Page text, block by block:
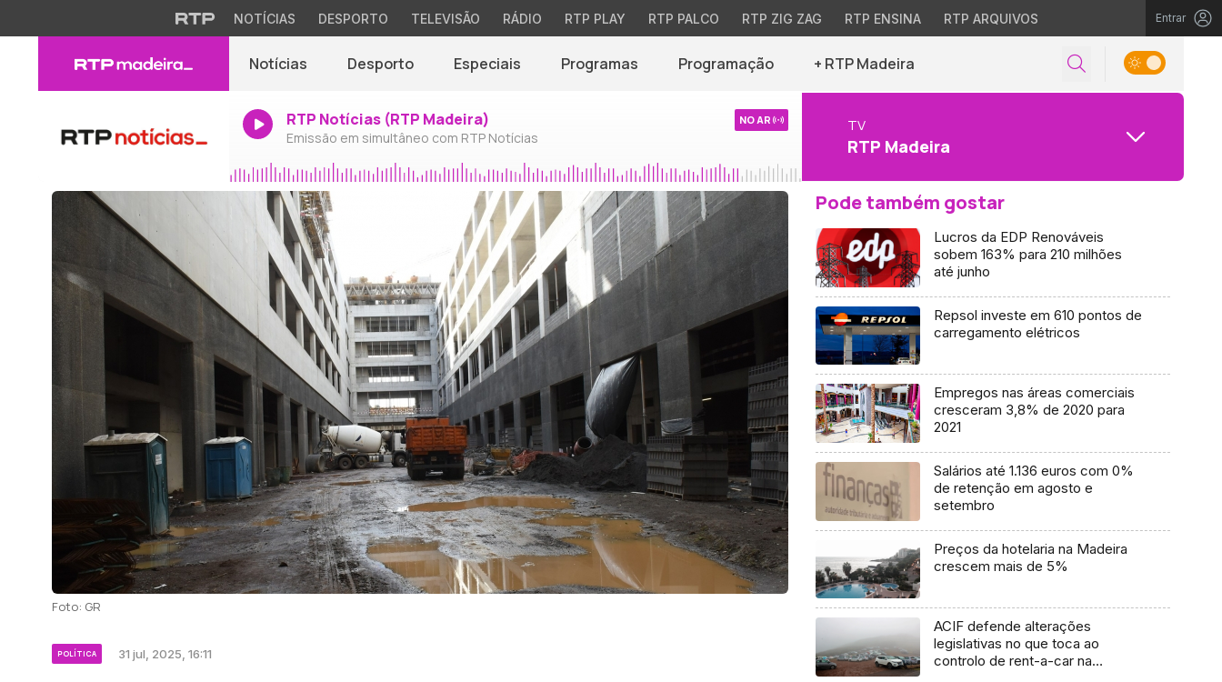
NOTÍCIAS DESPORTO TELEVISÃO RÁDIO RTP PLAY RTP PALCO RTP ZIG ZAG RTP ENSINA RTP ARQUIVOS Entrar
Notícias Desporto Especiais Programas Programação + RTP Madeira
RTP Notícias (RTP Madeira)
Emissão em simultâneo com RTP Notícias
NO AR TV
RTP Madeira
Foto: GR
POLÍTICA 31 jul, 2025, 16:11
Pode também gostar
Lucros da EDP Renováveis
sobem 163% para 210 milhões
até junho
Repsol investe em 610 pontos de
carregamento elétricos
Empregos nas áreas comerciais
cresceram 3,8% de 2020 para
2021
Salários até 1.136 euros com 0%
de retenção em agosto e
setembro
Preços da hotelaria na Madeira
crescem mais de 5%
ACIF defende alterações
legislativas no que toca ao
controlo de rent-a-car na